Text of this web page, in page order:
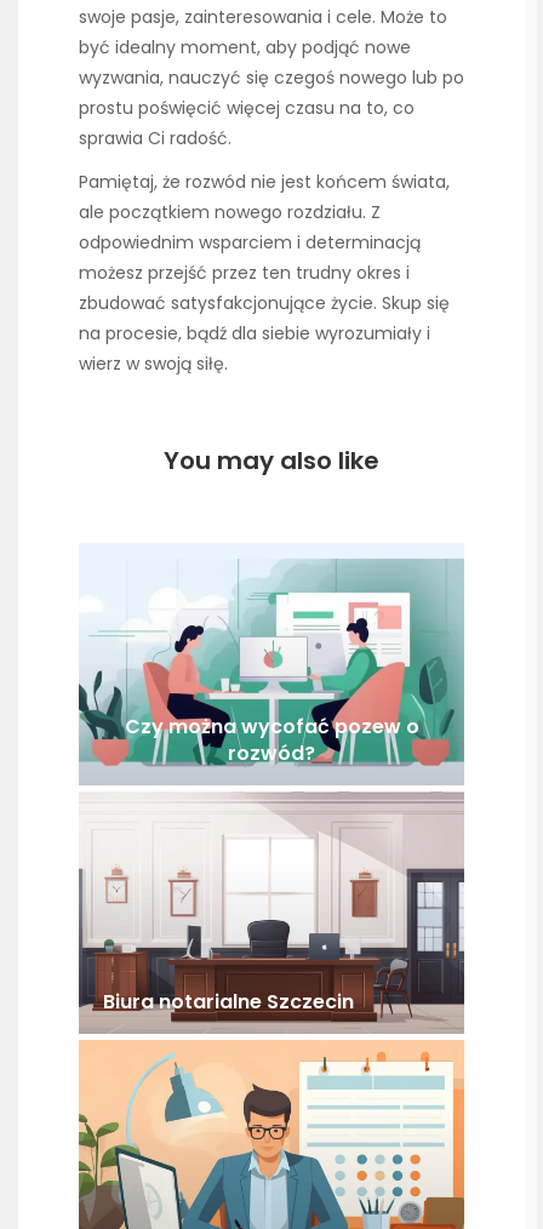
swoje pasje, zainteresowania i cele. Może to
być idealny moment, aby podjąć nowe
wyzwania, nauczyć się czegoś nowego lub po
prostu poświęcić więcej czasu na to, co
sprawia Ci radość.
Pamiętaj, że rozwód nie jest końcem świata,
ale początkiem nowego rozdziału. Z
odpowiednim wsparciem i determinacją
możesz przejść przez ten trudny okres i
zbudować satysfakcjonujące życie. Skup się
na procesie, bądź dla siebie wyrozumiały i
wierz w swoją siłę.
You may also like
Czy można wycofać pozew o
rozwód?
Biura notarialne Szczecin